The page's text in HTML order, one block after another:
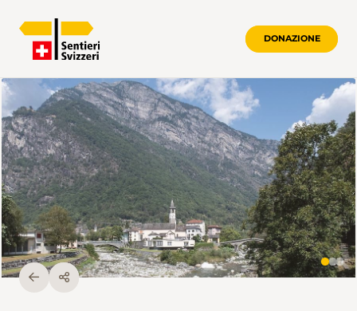
DONAZIONE